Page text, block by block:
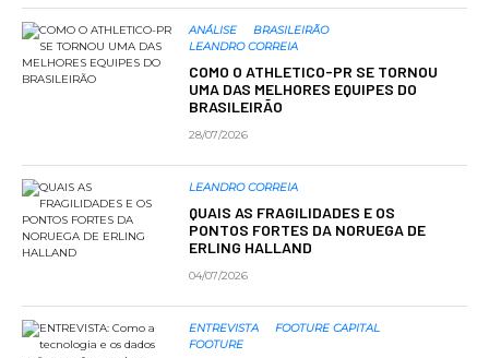
ANÁLISE
BRASILEIRÃO
LEANDRO CORREIA
COMO O ATHLETICO-PR SE TORNOU
UMA DAS MELHORES EQUIPES DO
BRASILEIRÃO
28/07/2026
LEANDRO CORREIA
QUAIS AS FRAGILIDADES E OS
PONTOS FORTES DA NORUEGA DE
ERLING HALLAND
04/07/2026
ENTREVISTA
FOOTURE CAPITAL
FOOTURE